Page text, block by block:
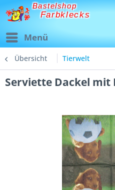
Bastelshop
Farbklecks
Menü
Übersicht Tierwelt
Serviette Dackel mit